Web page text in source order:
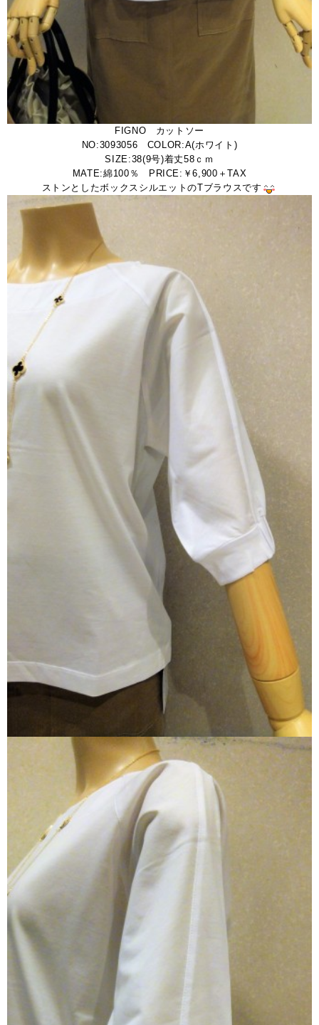
FIGNO カットソー
NO:3093056 COLOR:A(ホワイト)
SIZE:38(9号)着丈58ｃｍ
MATE:綿100％ PRICE:￥6,900＋TAX
ストンとしたボックスシルエットのTブラウスです